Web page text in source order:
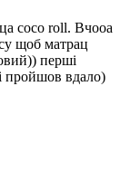
coco roll. Вчооа
щоб матрац
перші
пройшов вдало)